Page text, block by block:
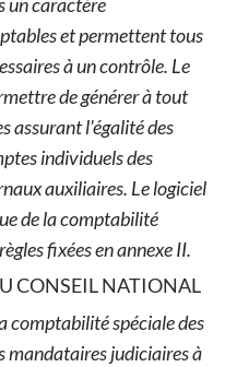
et permettent tous
à un contrôle. Le
de générer à tout
assurant l'égalité des
individuels des
auxiliaires. Le logiciel
de la comptabilité
fixées en annexe II.
CONSEIL NATIONAL
comptabilité spéciale des
mandataires judiciaires à